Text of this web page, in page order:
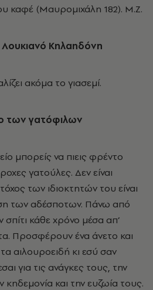
καφέ (Μαυρομιχάλη 182). Μ.Ζ.
Κηλαηδόνη
ακόμα το γιασεμί.
των γατόφιλων
μπορείς να πιεις φρέντο
γατούλες. Δεν είναι
των ιδιοκτητών του είναι
των αδέσποτων. Πάνω από
κάθε χρόνο μέσα απ’
Προσφέρουν ένα άνετο και
αιλουροειδή κι εσύ σαν
για τις ανάγκες τους, την
κηδεμονία και την ευζωία τους.